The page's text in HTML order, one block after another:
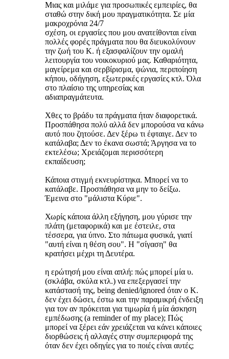
Μιας και μιλάμε για προσωπικές εμπειρίες, θα
σταθώ στην δική μου πραγματικότητα. Σε μία
μακροχρόνια 24/7
σχέση, οι εργασίες που μου ανατείθονται είναι
πολλές φορές πράγματα που θα διευκολύνουν
την ζωή του Κ. ή εξασφαλίζουν την ομαλή
λειτουργία του νοικοκυριού μας. Καθαριότητα,
μαγείρεμα και σερβίρισμα, ψώνια, περιποίηση
κήπου, οδήγηση, εξωτερικές εργασίες κτλ. Όλα
στο πλαίσιο της υπηρεσίας και
αδιαπραγμάτευτα.
Χθες το βράδυ τα πράγματα ήταν διαφορετικά.
Προσπάθησα πολύ αλλά δεν μπορούσα να κάνω
αυτό που ζητούσε. Δεν ξέρω τι έφταιγε. Δεν το
κατάλαβα; Δεν το έκανα σωστά; Άργησα να το
εκτελέσω; Χρειάζομαι περισσότερη
εκπαίδευση;
Κάποια στιγμή εκνευρίστηκα. Μπορεί να το
κατάλαβε. Προσπάθησα να μην το δείξω.
Έμεινα στο "μάλιστα Κύριε".
Χωρίς κάποια άλλη εξήγηση, μου γύρισε την
πλάτη (μεταφορικά) και με έστειλε, στα
τέσσερα, για ύπνο. Στο πάτωμα φυσικά, γιατί
"αυτή είναι η θέση σου". Η "σίγαση" θα
κρατήσει μέχρι τη Δευτέρα.
η ερώτησή μου είναι απλή: πώς μπορεί μία υ.
(σκλάβα, σκύλα κτλ.) να επεξεργασεί την
κατάστασή της, being denied/ignored όταν ο Κ.
δεν έχει δώσει, έστω και την παραμικρή ένδειξη
για τον αν πρόκειται για τιμωρία ή μία άσκηση
εμπέδωσης (a reminder of my place); Πώς
μπορεί να ξέρει εάν χρειάζεται να κάνει κάποιες
διορθώσεις ή αλλαγές στην συμπεριφορά της
όταν δεν έχει οδηγίες για το ποιές είναι αυτές;